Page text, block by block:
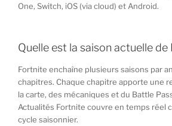
One, Switch, iOS (via cloud) et Android.
Quelle est la saison actuelle de
Fortnite enchaîne plusieurs saisons par
chapitres. Chaque chapitre apporte une
la carte, des mécaniques et du Battle
Actualités Fortnite couvre en temps réel
cycle saisonnier.